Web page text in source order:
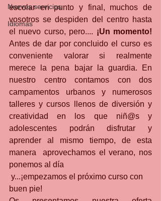
Nuevos servicios
Idiomas
escolar en punto y final, muchos de
vosotros se despiden del centro hasta
el nuevo curso, pero.... ¡Un momento!
Antes de dar por concluido el curso es
conveniente valorar si realmente
merece la pena bajar la guardia. En
nuestro centro contamos con dos
campamentos urbanos y numerosos
talleres y cursos llenos de diversión y
creatividad en los que niñ@s y
adolescentes podrán disfrutar y
aprender al mismo tiempo, de esta
manera  aprovechamos el verano, nos
ponemos al día
buen pie!